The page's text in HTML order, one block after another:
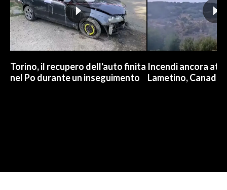
Torino, il recupero dell'auto finita
nel Po durante un inseguimento
Incendi ancora
Lametino,